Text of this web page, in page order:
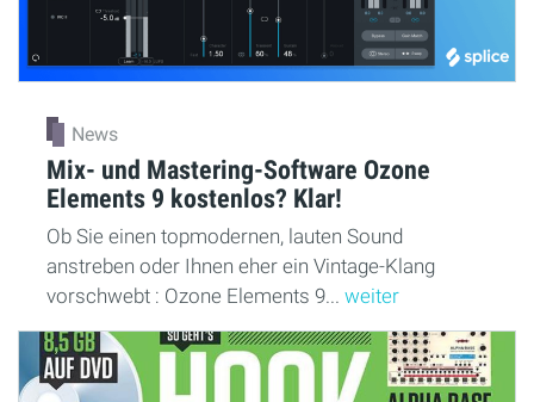
News
Mix- und Mastering-Software Ozone
Elements 9 kostenlos? Klar!
Ob Sie einen topmodernen, lauten Sound
anstreben oder Ihnen eher ein Vintage-Klang
vorschwebt : Ozone Elements 9... weiter